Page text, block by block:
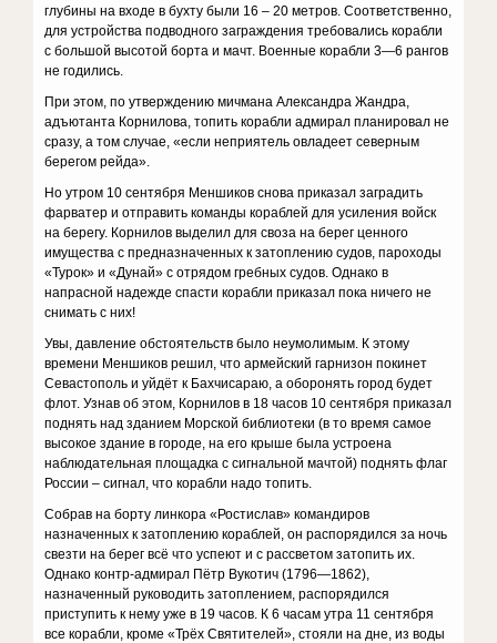
глубины на входе в бухту были 16 – 20 метров. Соответственно,
для устройства подводного заграждения требовались корабли
с большой высотой борта и мачт. Военные корабли 3—6 рангов
не годились.
При этом, по утверждению мичмана Александра Жандра,
адъютанта Корнилова, топить корабли адмирал планировал не
сразу, а том случае, «если неприятель овладеет северным
берегом рейда».
Но утром 10 сентября Меншиков снова приказал заградить
фарватер и отправить команды кораблей для усиления войск
на берегу. Корнилов выделил для своза на берег ценного
имущества с предназначенных к затоплению судов, пароходы
«Турок» и «Дунай» с отрядом гребных судов. Однако в
напрасной надежде спасти корабли приказал пока ничего не
снимать с них!
Увы, давление обстоятельств было неумолимым. К этому
времени Меншиков решил, что армейский гарнизон покинет
Севастополь и уйдёт к Бахчисараю, а оборонять город будет
флот. Узнав об этом, Корнилов в 18 часов 10 сентября приказал
поднять над зданием Морской библиотеки (в то время самое
высокое здание в городе, на его крыше была устроена
наблюдательная площадка с сигнальной мачтой) поднять флаг
России – сигнал, что корабли надо топить.
Собрав на борту линкора «Ростислав» командиров
назначенных к затоплению кораблей, он распорядился за ночь
свезти на берег всё что успеют и с рассветом затопить их.
Однако контр-адмирал Пётр Вукотич (1796—1862),
назначенный руководить затоплением, распорядился
приступить к нему уже в 19 часов. К 6 часам утра 11 сентября
все корабли, кроме «Трёх Святителей», стояли на дне, из воды